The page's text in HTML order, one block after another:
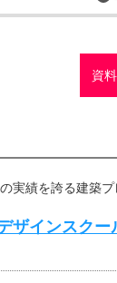
資
実績を誇る建築
ザインスクー